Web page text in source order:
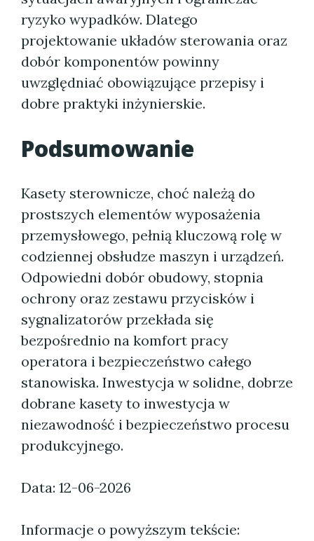
ryzyko wypadków. Dlatego
projektowanie układów sterowania oraz
dobór komponentów powinny
uwzględniać obowiązujące przepisy i
dobre praktyki inżynierskie.
Podsumowanie
Kasety sterownicze, choć należą do
prostszych elementów wyposażenia
przemysłowego, pełnią kluczową rolę w
codziennej obsłudze maszyn i urządzeń.
Odpowiedni dobór obudowy, stopnia
ochrony oraz zestawu przycisków i
sygnalizatorów przekłada się
bezpośrednio na komfort pracy
operatora i bezpieczeństwo całego
stanowiska. Inwestycja w solidne, dobrze
dobrane kasety to inwestycja w
niezawodność i bezpieczeństwo procesu
produkcyjnego.
Data: 12-06-2026
Informacje o powyższym tekście: